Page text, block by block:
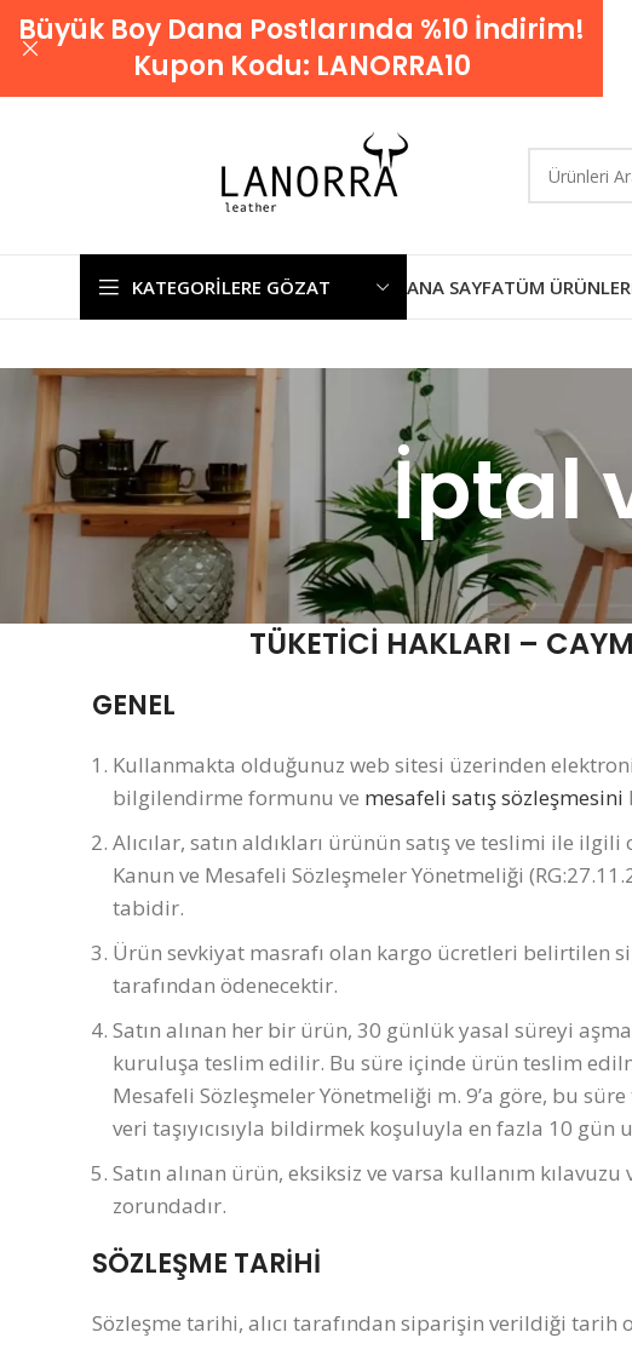
KATEGORILERE GÖZAT ANA SAYFATÜM ÜRÜNLER
İptal
TÜKETİCİ HAKLARI –
GENEL
Kullanmakta olduğunuz web sitesi üzerinden
bilgilendirme formunu ve mesafeli satış sözleşmesini
Alıcılar, satın aldıkları ürünün satış ve teslimi ile
Kanun ve Mesafeli Sözleşmeler Yönetmeliği
tabidir.
Ürün sevkiyat masrafı olan kargo ücretleri belirtilen
tarafından ödenecektir.
Satın alınan her bir ürün, 30 günlük yasal süreyi
kuruluşa teslim edilir. Bu süre içinde ürün teslim
Mesafeli Sözleşmeler Yönetmeliği m. 9’a göre, bu
veri taşıyıcısıyla bildirmek koşuluyla en fazla 10 gün
Satın alınan ürün, eksiksiz ve varsa kullanım
zorundadır.
SÖZLEŞME TARİHİ
Sözleşme tarihi, alıcı tarafından siparişin verildiği tarih
Büyük Boy Dana Postlarında %10 İndirim!
Kupon Kodu: LANORRA10